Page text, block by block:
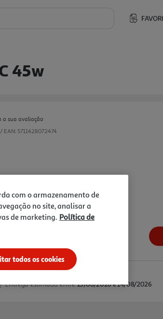
45w
a sua avaliação
EAN: 5711428072474
€
Entrega estimada entre13/08/2026 e 14/08/2026
com o armazenamento de
no site, analisar a
de marketing. Política de
todos os cookies